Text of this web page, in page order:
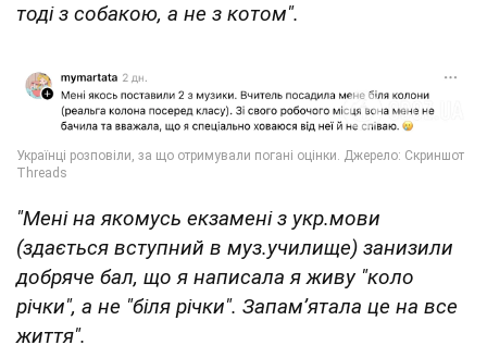
тоді з собакою, а не з котом".
"Мені на якомусь екзамені з укр.мови
(здається вступний в муз.училище) занизили
добряче бал, що я написала я живу "коло
річки", а не "біля річки". Запамʼятала це на все
життя".